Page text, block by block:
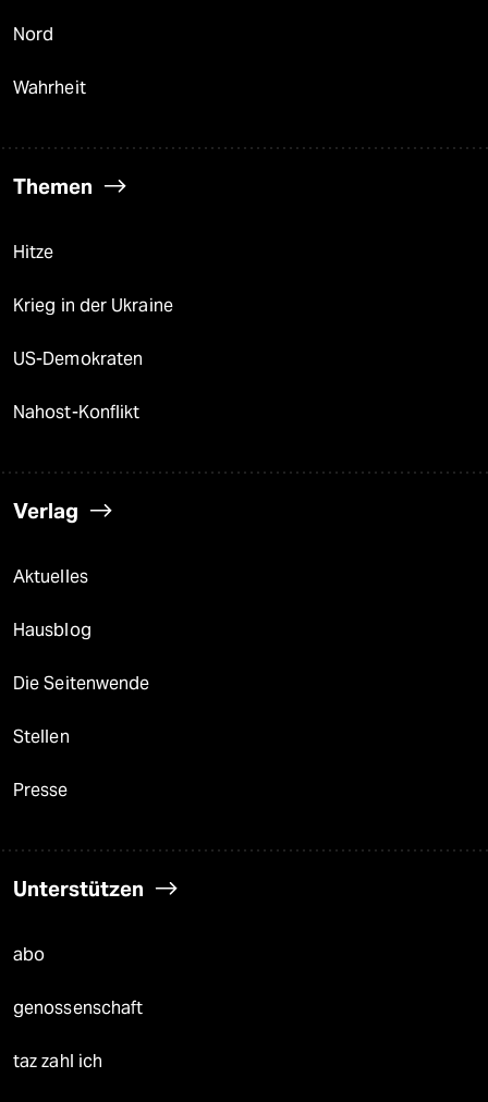
Nord
Wahrheit
Themen
Hitze
Krieg in der Ukraine
US-Demokraten
Nahost-Konflikt
Verlag
Aktuelles
Hausblog
Die Seitenwende
Stellen
Presse
Unterstützen
abo
genossenschaft
taz zahl ich